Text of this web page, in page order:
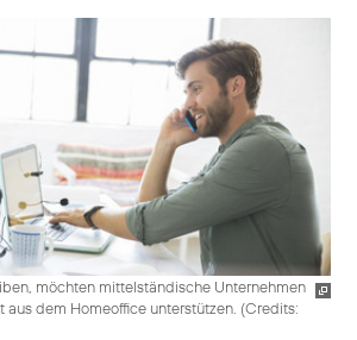
möchten mittelständische Unternehmen
aus dem Homeoffice unterstützen. (Credits: